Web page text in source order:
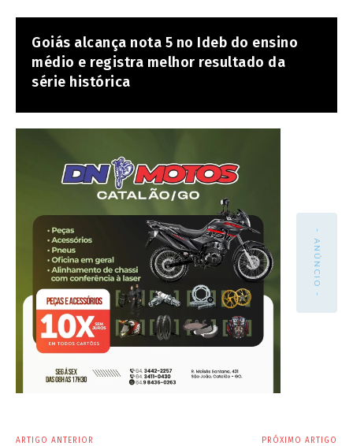
Goiás alcança nota 5 no Ideb do ensino
médio e registra melhor resultado da
série histórica
- ANÚNCIO -
ARTIGO ANTERIOR PRÓXIMO ARTIGO